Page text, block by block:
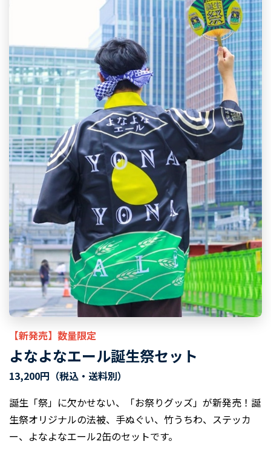
【新発売】数量限定
よなよなエール誕生祭セット
13,200円 （税込・送料別）
誕生「祭」に欠かせない、「お祭りグッズ」が新発売！誕
生祭オリジナルの法被、手ぬぐい、竹うちわ、ステッカ
ー、よなよなエール2缶のセットです。